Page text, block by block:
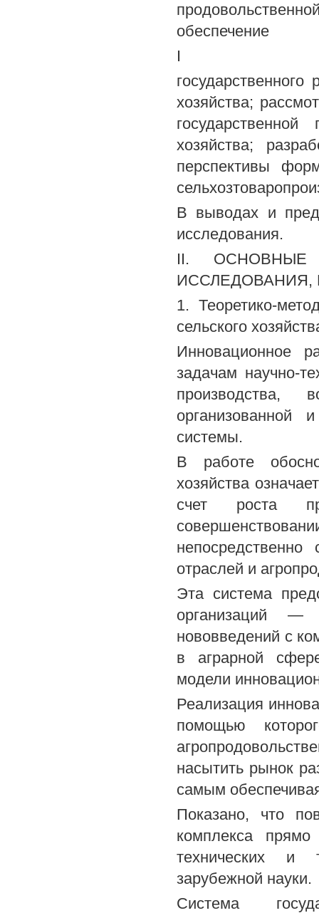
обеспечение
I
государственного
хозяйства;
хозяйства;
перспективы
В выводах и
исследования.
II. ОСНОВНЫЕ
1. Теоретико-
сельского
Инновационное
задачам научно-
организованной
системы.
В работе
хозяйства
счет роста
отраслей и
Эта система
организаций —
нововведений с
в аграрной
модели
Реализация
помощью
насытить рынок
самым
Показано, что
комплекса
технических и
зарубежной науки.
Система